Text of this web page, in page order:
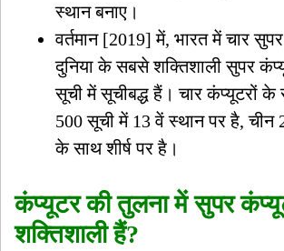
स्थान बनाए।
वर्तमान [2019] में, भारत में चार
दुनिया के सबसे शक्तिशाली सुपर
सूची में सूचीबद्ध हैं। चार कंप्यूटरों के
500 सूची में 13 वें स्थान पर है, चीन
के साथ शीर्ष पर है।
कंप्यूटर की तुलना में सुपर
शक्तिशाली हैं?